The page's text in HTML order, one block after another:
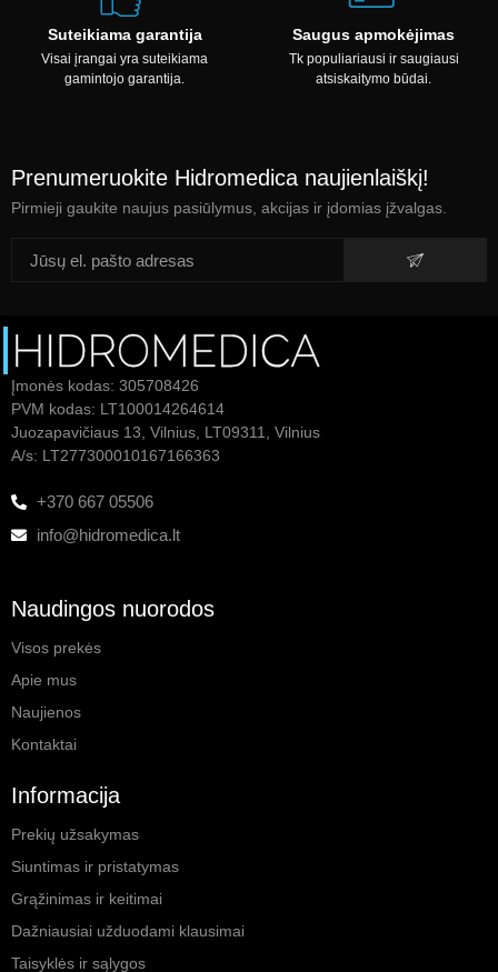
Suteikiama garantija
Visai įrangai yra suteikiama
gamintojo garantija.
Saugus apmokėjimas
Tk populiariausi ir saugiausi
atsiskaitymo būdai.
Prenumeruokite Hidromedica naujienlaiškį!
Pirmieji gaukite naujus pasiūlymus, akcijas ir įdomias įžvalgas.
Įmonės kodas: 305708426
PVM kodas: LT100014264614
Juozapavičiaus 13, Vilnius, LT09311, Vilnius
A/s: LT277300010167166363
+370 667 05506
info@hidromedica.lt
Naudingos nuorodos
Visos prekės
Apie mus
Naujienos
Kontaktai
Informacija
Prekių užsakymas
Siuntimas ir pristatymas
Grąžinimas ir keitimai
Dažniausiai užduodami klausimai
Taisyklės ir sąlygos